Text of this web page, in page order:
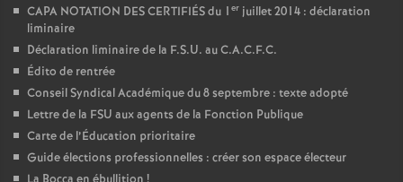
CAPA NOTATION DES CERTIFIÉS du 1 er juillet 2014 : déclaration
liminaire
Déclaration liminaire de la F.S.U. au C.A.C.F.C.
Édito de rentrée
Conseil Syndical Académique du 8 septembre : texte adopté
Lettre de la FSU aux agents de la Fonction Publique
Carte de l’Éducation prioritaire
Guide élections professionnelles : créer son espace électeur